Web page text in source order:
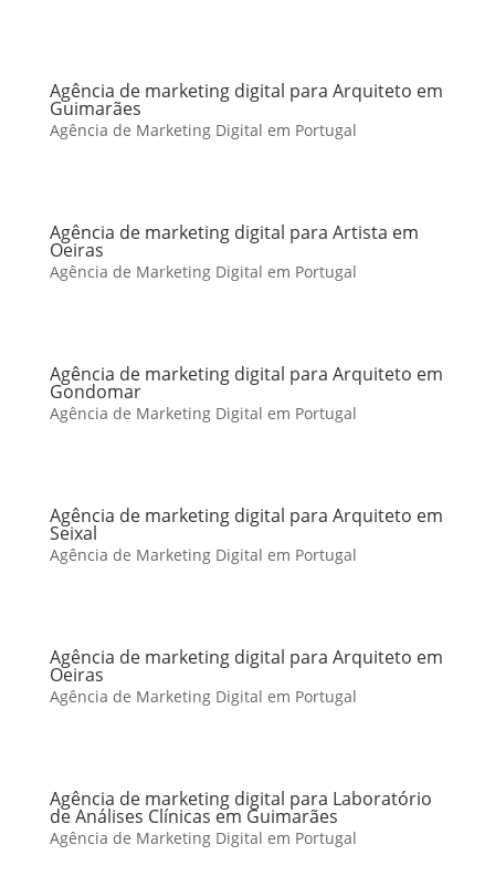
Agência de marketing digital para Arquiteto em
Guimarães
Agência de Marketing Digital em Portugal
Agência de marketing digital para Artista em
Oeiras
Agência de Marketing Digital em Portugal
Agência de marketing digital para Arquiteto em
Gondomar
Agência de Marketing Digital em Portugal
Agência de marketing digital para Arquiteto em
Seixal
Agência de Marketing Digital em Portugal
Agência de marketing digital para Arquiteto em
Oeiras
Agência de Marketing Digital em Portugal
Agência de marketing digital para Laboratório
de Análises Clínicas em Guimarães
Agência de Marketing Digital em Portugal